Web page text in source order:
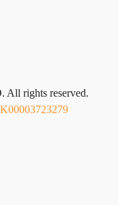
All rights reserved.